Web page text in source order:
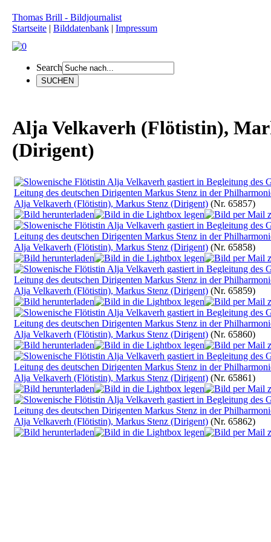
Thomas Brill - Bildjournalist
Startseite | Bilddatenbank | Impressum
Search
Alja Velkaverh (Flötistin),
(Dirigent)
Alja Velkaverh (Flötistin), Markus Stenz (Dirigent) (Nr. 65857)
Alja Velkaverh (Flötistin), Markus Stenz (Dirigent) (Nr. 65858)
Alja Velkaverh (Flötistin), Markus Stenz (Dirigent) (Nr. 65859)
Alja Velkaverh (Flötistin), Markus Stenz (Dirigent) (Nr. 65860)
Alja Velkaverh (Flötistin), Markus Stenz (Dirigent) (Nr. 65861)
Alja Velkaverh (Flötistin), Markus Stenz (Dirigent) (Nr. 65862)